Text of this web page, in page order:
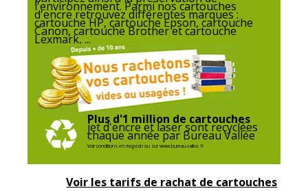
l'environnement. Parmi nos cartouches
d'encre retrouvez différentes marques :
cartouche HP, cartouche Epson, cartouche
Canon, cartouche Brother et cartouche
Lexmark, ...
Plus d'1 million de cartouches
jet d'encre et laser sont recyclées
chaque année par Bureau Vallée
Voir conditions en magasin ou sur www.bureau-vallee.fr
Voir les tarifs de rachat de cartouches